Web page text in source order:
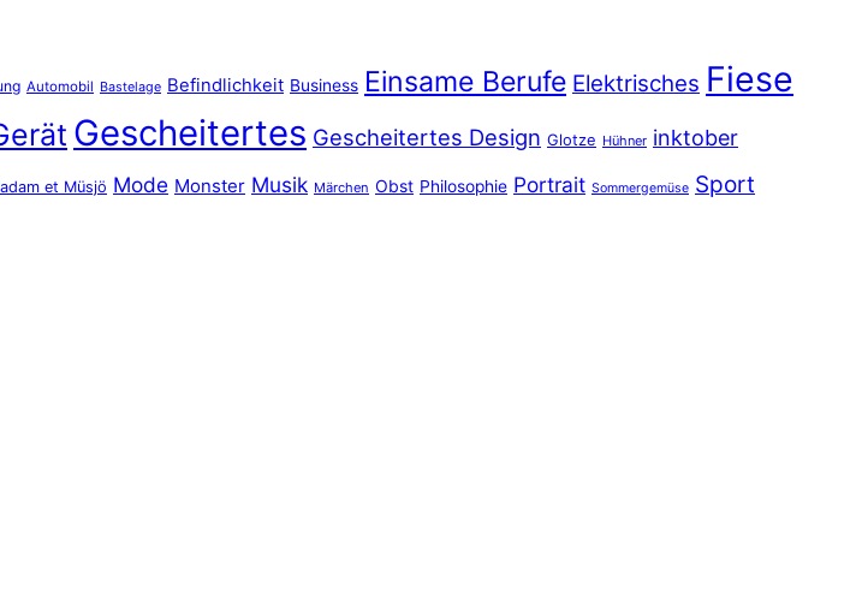
Automobil Bastelage Befindlichkeit Business Einsame Berufe Elektrisches Fiese
Gescheitertes Gescheitertes Design Glotze Hühner inktober
et Müsjö Mode Monster Musik Märchen Obst Philosophie Portrait Sommergemüse Sport